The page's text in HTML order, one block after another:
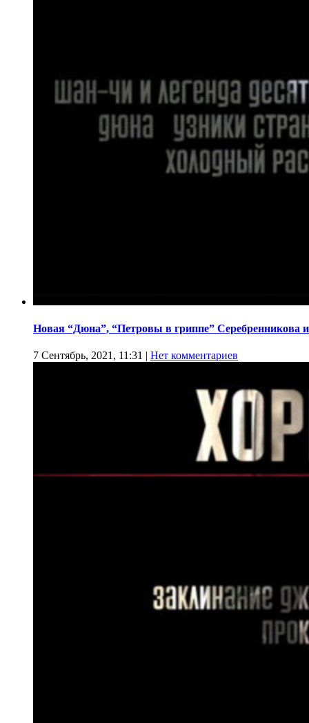
Новая “Дюна”, “Петровы в гриппе” Серебренникова
7 Сентябрь, 2021, 11:31 | Нет комментариев